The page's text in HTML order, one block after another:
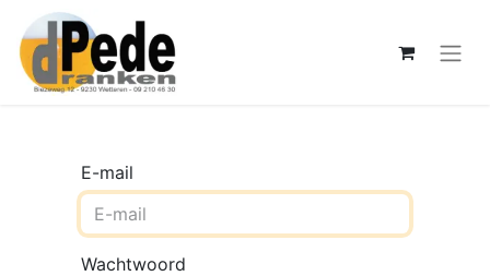
E-mail
Wachtwoord